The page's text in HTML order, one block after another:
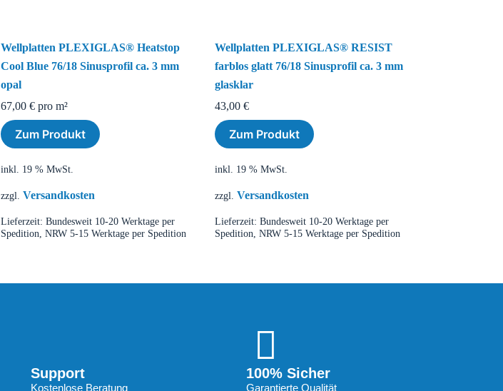
Wellplatten PLEXIGLAS® Heatstop
Cool Blue 76/18 Sinusprofil ca. 3 mm
opal
67,00 €pro m²
Zum Produkt
inkl. 19 % MwSt.
zzgl. Versandkosten
Lieferzeit: Bundesweit 10-20 Werktage per
Spedition, NRW 5-15 Werktage per Spedition
Wellplatten PLEXIGLAS® RESIST
farblos glatt 76/18 Sinusprofil ca. 3 mm
glasklar
43,00 €
Zum Produkt
inkl. 19 % MwSt.
zzgl. Versandkosten
Lieferzeit: Bundesweit 10-20 Werktage per
Spedition, NRW 5-15 Werktage per Spedition
Support
Kostenlose Beratung
100% Sicher
Garantierte Qualität